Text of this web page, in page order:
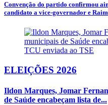
Convenção do partido confirmou
candidato a vice-governador e
ELEIÇÕES 2026
Ildon Marques, Jomar
de Saúde encabeçam lista de...